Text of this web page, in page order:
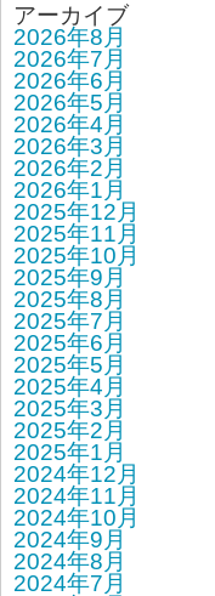
アーカイブ
2026年8月
2026年7月
2026年6月
2026年5月
2026年4月
2026年3月
2026年2月
2026年1月
2025年12月
2025年11月
2025年10月
2025年9月
2025年8月
2025年7月
2025年6月
2025年5月
2025年4月
2025年3月
2025年2月
2025年1月
2024年12月
2024年11月
2024年10月
2024年9月
2024年8月
2024年7月